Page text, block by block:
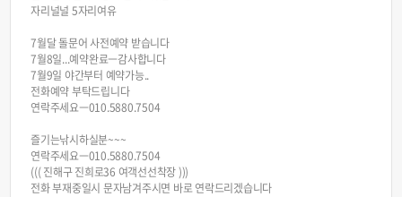
자리널널 5자리여유
7월달 돌문어 사전예약 받습니다
7월8일...예약완료ㅡ감사합니다
7월9일 야간부터 예약가능..
전화예약 부탁드립니다
연락주세요ㅡ010.5880.7504
즐기는낚시하실분~~~
연락주세요ㅡ010.5880.7504
((( 진해구 진희로36 여객선선착장 )))
전화 부재중일시 문자남겨주시면 바로 연락드리겠습니다